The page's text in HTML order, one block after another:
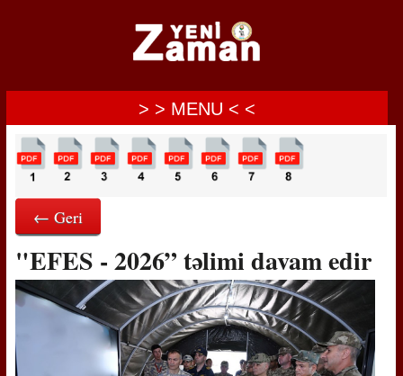
> > MENU < <
← Geri
"EFES - 2026” təlimi davam edir